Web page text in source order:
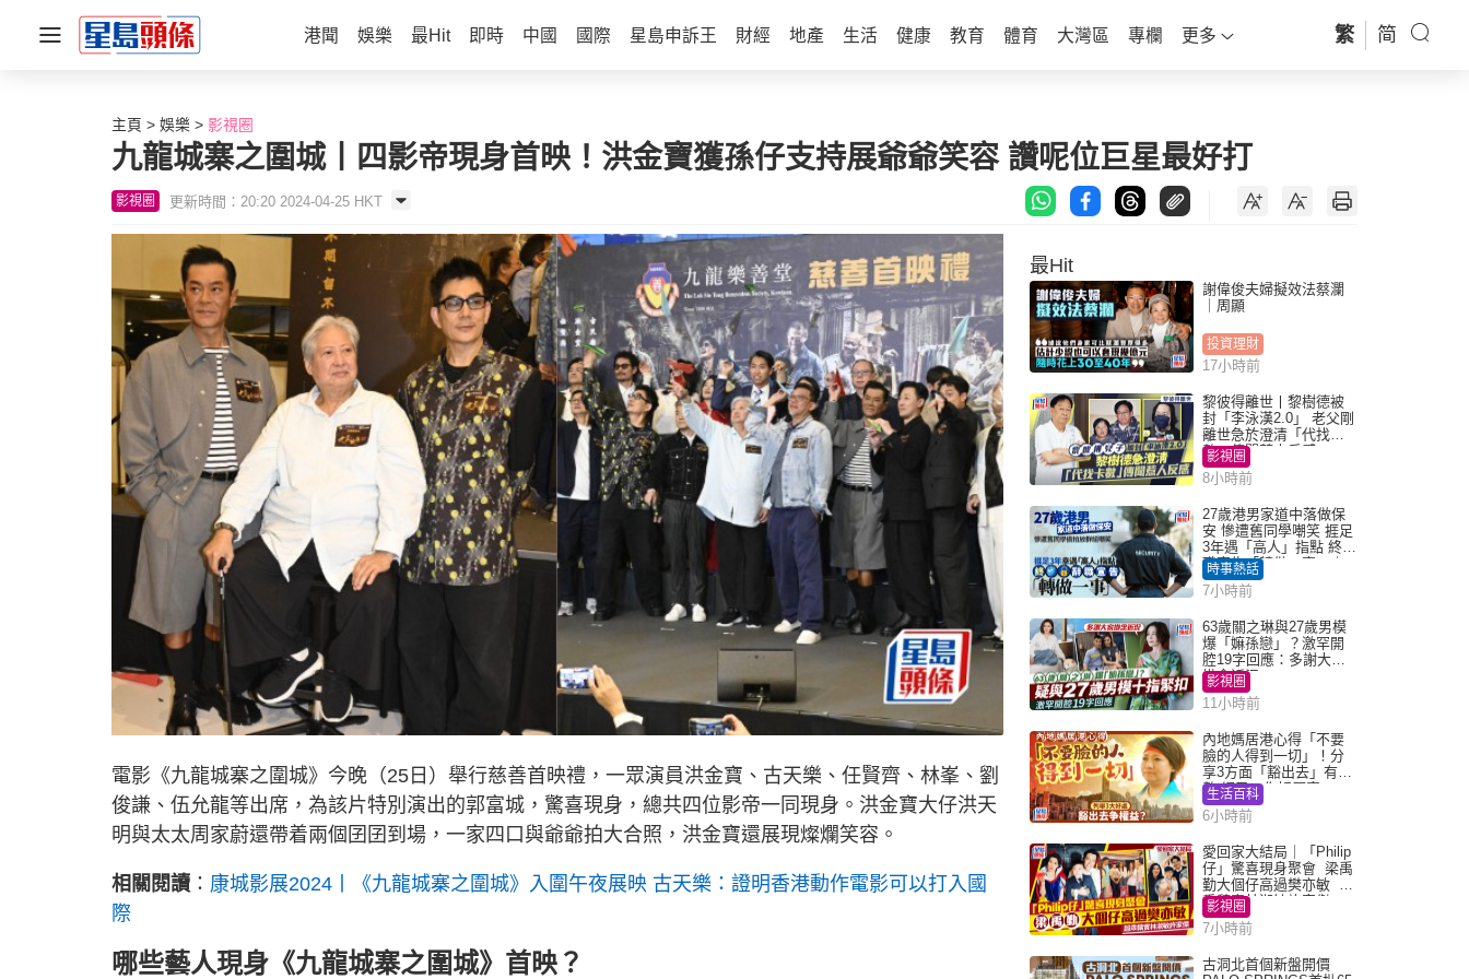
港聞 娛樂 最Hit 即時 中國 國際 星島申訴王 財經 地產 生活 健康 教育 體育 大灣區 專欄 更多 繁 简
主頁 娛樂 影視圈
九龍城寨之圍城丨四影帝現身首映！洪金寶獲孫仔支持展爺爺笑容 讚呢位巨星最好打
影視圈 更新時間：20:20 2024-04-25 HKT
電影《九龍城寨之圍城》今晚（25日）舉行慈善首映禮，一眾演員洪金寶、古天樂、任賢齊、林峯、劉
俊謙、伍允龍等出席，為該片特別演出的郭富城，驚喜現身，總共四位影帝一同現身。洪金寶大仔洪天
明與太太周家蔚還帶着兩個囝囝到場，一家四口與爺爺拍大合照，洪金寶還展現燦爛笑容。
相關閱讀 ： 康城影展2024丨《九龍城寨之圍城》入圍午夜展映 古天樂：證明香港動作電影可以打入國
際
哪些藝人現身《九龍城寨之圍城》首映？
最Hit
謝偉俊夫婦擬效法蔡瀾
｜周顯
投資理財
17小時前
黎彼得離世丨黎樹德被
封「李泳漢2.0」 老父剛
離世急於澄清「代找卡
數」傳聞惹人反感
影視圈
8小時前
27歲港男家道中落做保
安 慘遭舊同學嘲笑 捱足
3年遇「高人」指點 終辭
職宣告「轉做一事」｜
Juicy叮
時事熱話
7小時前
63歲關之琳與27歲男模
爆「嫲孫戀」？激罕開
腔19字回應：多謝大家
掛念近況
影視圈
11小時前
內地媽居港心得「不要
臉的人得到一切」！分
享3方面「豁出去」有著
數 網民：你好厲害
生活百科
6小時前
愛回家大結局｜「Philip
仔」驚喜現身聚會 梁禹
勤大個仔高過樊亦敏 超
乖黐實林淑敏許家傑
影視圈
7小時前
古洞北首個新盤開價